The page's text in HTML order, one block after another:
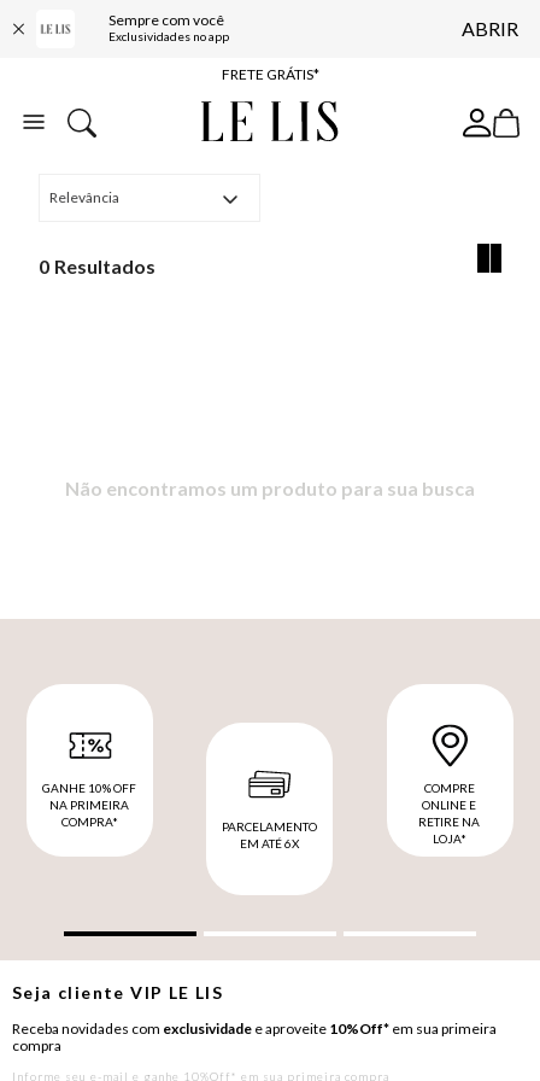
Sempre com você
Exclusividades no app ABRIR
ENTREGA EXPRESSA*
FRETE GRÁTIS*
BAIXE O APP
Relevância
0
GANHE 10% OFF
NA PRIMEIRA
COMPRA*
PARCELAMENTO
EM ATÉ 6X
COMPRE
ONLINE E
RETIRE NA
LOJA*
Seja clienteVIP LE LIS
Receba novidades com exclusividade e aproveite 10%Off* em sua primeira
compra